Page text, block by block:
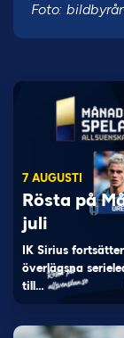
Foto:
7 AUGUSTI
Rösta på
juli
IK Sirius
överlägsna
till…